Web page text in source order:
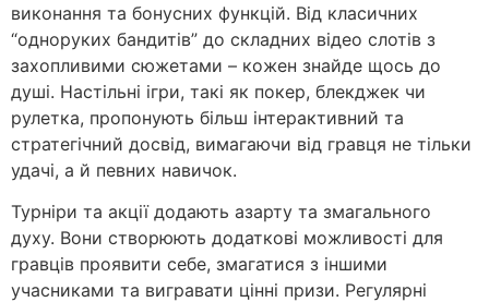
виконання та бонусних функцій. Від класичних
“одноруких бандитів” до складних відео слотів з
захопливими сюжетами – кожен знайде щось до
душі. Настільні ігри, такі як покер, блекджек чи
рулетка, пропонують більш інтерактивний та
стратегічний досвід, вимагаючи від гравця не тільки
удачі, а й певних навичок.
Турніри та акції додають азарту та змагального
духу. Вони створюють додаткові можливості для
гравців проявити себе, змагатися з іншими
учасниками та вигравати цінні призи. Регулярні